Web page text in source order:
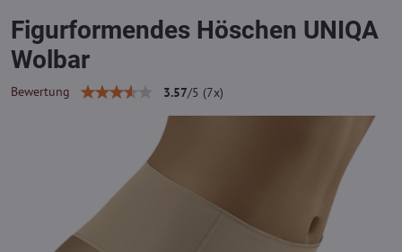
Figurformendes Höschen UNIQA
Wolbar
Bewertung 3.57/5 (7x)